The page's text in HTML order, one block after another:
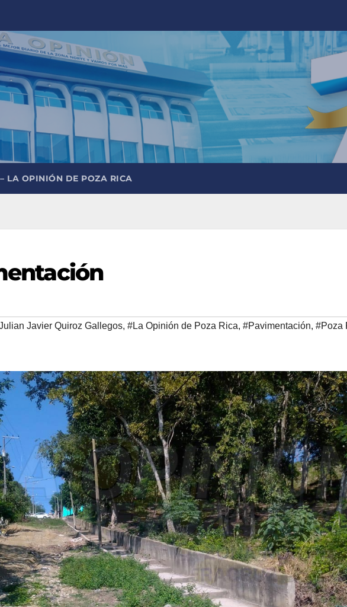
LA OPINIÓN DE POZA RICA
Javier Quiroz Gallegos, #La Opinión de Poza Rica, #Pavimentación, #Poza